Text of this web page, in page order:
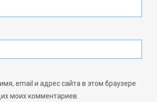
email и адрес сайта в этом браузере
моих комментариев.